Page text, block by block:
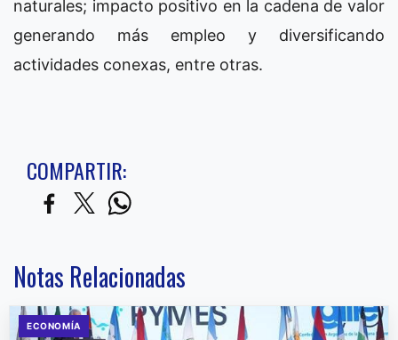
naturales; impacto positivo en la cadena de valor
generando más empleo y diversificando
actividades conexas, entre otras.
COMPARTIR:
Notas Relacionadas
ECONOMÍA